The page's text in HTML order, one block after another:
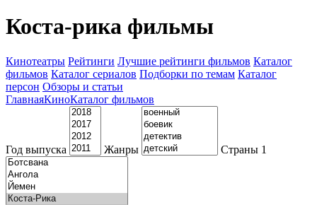
Коста-рика фильмы
Кинотеатры Рейтинги Лучшие рейтинги фильмов Каталог
фильмов Каталог сериалов Подборки по темам Каталог
персон Обзоры и статьи
ГлавнаяКиноКаталог фильмов
Год выпуска Жанры Страны 1